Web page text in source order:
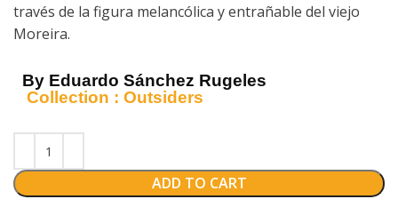
través de la figura melancólica y entrañable del viejo
Moreira.
By Eduardo Sánchez Rugeles
Collection : Outsiders
ADD TO CART